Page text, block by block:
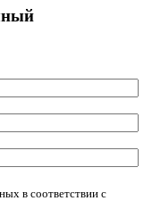
в соответствии с